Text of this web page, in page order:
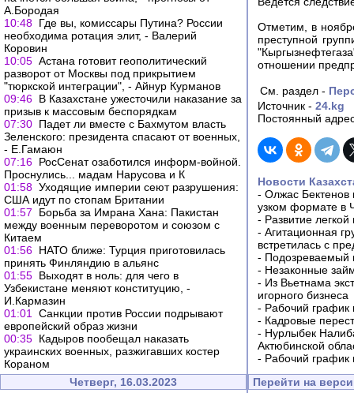
А.Бородая
10:48 Где вы, комиссары Путина? России
необходима ротация элит, - Валерий
Коровин
10:05 Астана готовит геополитический
разворот от Москвы под прикрытием
"тюркской интеграции", - Айнур Курманов
09:46 В Казахстане ужесточили наказание за
призыв к массовым беспорядкам
07:30 Падет ли вместе с Бахмутом власть
Зеленского: президента спасают от военных,
- Е.Гамаюн
07:16 РосСенат озаботился информ-войной.
Проснулись... мадам Нарусова и К
01:58 Уходящие империи сеют разрушения:
США идут по стопам Британии
01:57
Борьба за Имрана Хана: Пакистан
между военным переворотом и союзом с
Китаем
01:56 НАТО ближе: Турция приготовилась
принять Финляндию в альянс
01:55 Выходят в ноль: для чего в
Узбекистане меняют конституцию, -
И.Кармазин
01:01
Санкции против России подрывают
европейский образ жизни
00:35 Кадыров пообещал наказать
украинских военных, разжигавших костер
Кораном
Четверг, 16.03.2023
Отметим, в
преступной
отношении
См. раздел -
Источник - 24.kg
Постоянный
Новости
- Олжас Бектенов
узком формате в
- Развитие
- Агитационная
встретилась с
- Подозреваемый
- Незаконные
- Из Вьетнама
игорного бизнеса
- Рабочий график
- Кадровые
- Нурлыбек
Актюбинской
- Рабочий график
Перейти на